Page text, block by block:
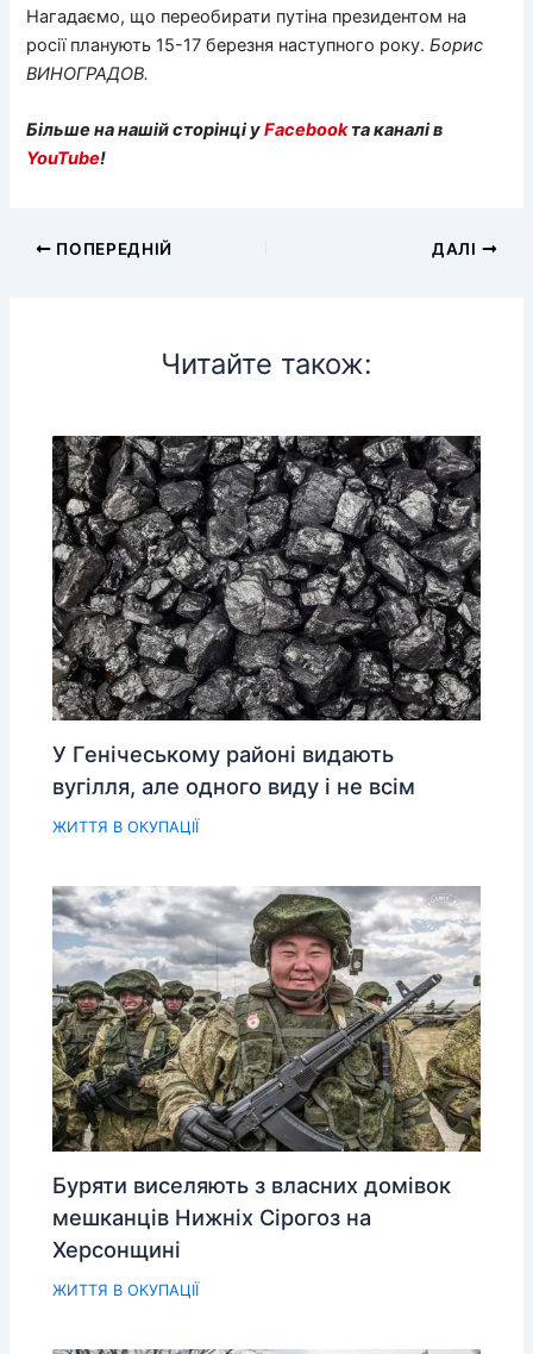
Нагадаємо, що переобирати путіна президентом на
росії планують 15-17 березня наступного року.Борис
ВИНОГРАДОВ.
Більше на нашій сторінці уFacebookта каналі в
YouTube!
ПОПЕРЕДНІЙ ДАЛІ
Читайте також:
У Генічеському районі видають
вугілля, але одного виду і не всім
ЖИТТЯ В ОКУПАЦІЇ
Буряти виселяють з власних домівок
мешканців Нижніх Сірогоз на
Херсонщині
ЖИТТЯ В ОКУПАЦІЇ